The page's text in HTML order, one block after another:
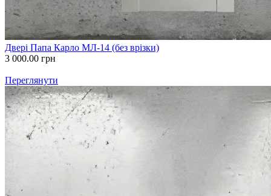
Двері Папа Карло МЛ-14 (без врізки)
3 000.00 грн
Переглянути